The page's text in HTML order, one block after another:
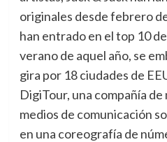
originales desde febrero
han entrado en el top 10
verano de aquel año, se
gira por 18 ciudades de
DigiTour, una compañía
medios de comunicación
en una coreografía de